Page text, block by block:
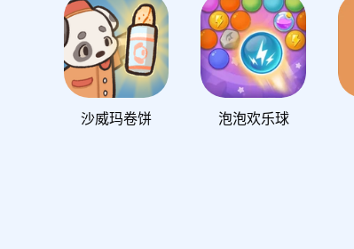
沙威玛卷饼 泡泡欢乐球